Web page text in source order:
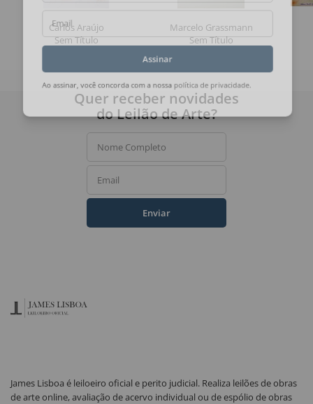
Carlos Araújo
Sem Título
Marcelo Grassmann
Sem Título
Email
Assinar
Ao assinar, você concorda com a nossapolítica de privacidade
Quer receber novidades
do Leilão de Arte?
Nome Completo
Email
Enviar
James Lisboa é leiloeiro oficial e perito judicial. Realiza leilões de obras
de arte online, avaliação de acervo individual ou de espólio de obras